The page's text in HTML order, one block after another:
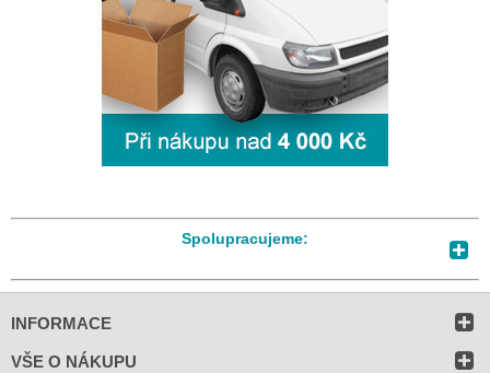
Spolupracujeme:
INFORMACE
VŠE O NÁKUPU